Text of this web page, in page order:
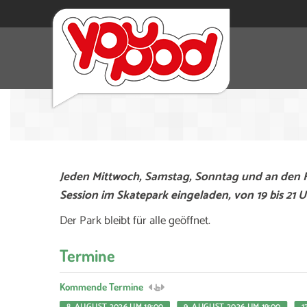
Jeden Mittwoch, Samstag, Sonntag und an den
Session im Skatepark eingeladen, von 19 bis 21
Der Park bleibt für alle geöffnet.
Termine
Kommende Termine